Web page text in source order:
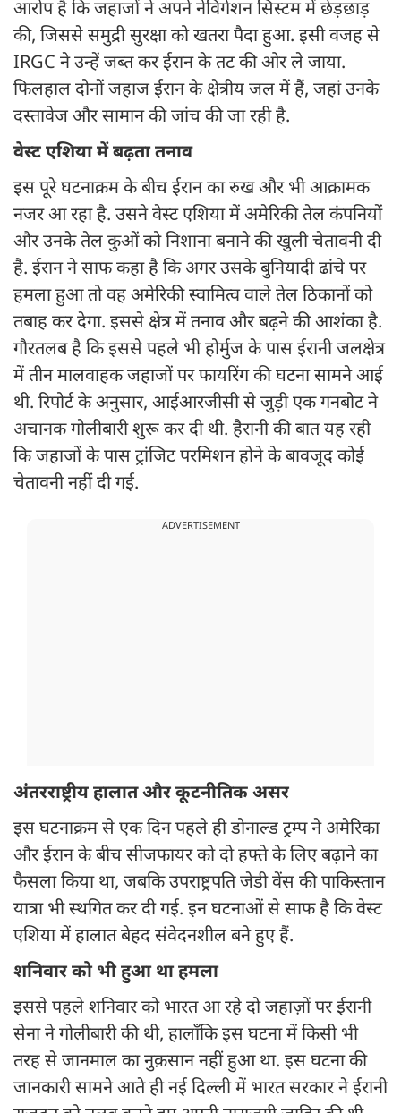
आरोप है कि जहाजों ने अपने नेविगेशन सिस्टम में छेड़छाड़
की, जिससे समुद्री सुरक्षा को खतरा पैदा हुआ. इसी वजह से
IRGC ने उन्हें जब्त कर ईरान के तट की ओर ले जाया.
फिलहाल दोनों जहाज ईरान के क्षेत्रीय जल में हैं, जहां उनके
दस्तावेज और सामान की जांच की जा रही है.
वेस्ट एशिया में बढ़ता तनाव
इस पूरे घटनाक्रम के बीच ईरान का रुख और भी आक्रामक
नजर आ रहा है. उसने वेस्ट एशिया में अमेरिकी तेल कंपनियों
और उनके तेल कुओं को निशाना बनाने की खुली चेतावनी दी
है. ईरान ने साफ कहा है कि अगर उसके बुनियादी ढांचे पर
हमला हुआ तो वह अमेरिकी स्वामित्व वाले तेल ठिकानों को
तबाह कर देगा. इससे क्षेत्र में तनाव और बढ़ने की आशंका है.
गौरतलब है कि इससे पहले भी होर्मुज के पास ईरानी जलक्षेत्र
में तीन मालवाहक जहाजों पर फायरिंग की घटना सामने आई
थी. रिपोर्ट के अनुसार, आईआरजीसी से जुड़ी एक गनबोट ने
अचानक गोलीबारी शुरू कर दी थी. हैरानी की बात यह रही
कि जहाजों के पास ट्रांजिट परमिशन होने के बावजूद कोई
चेतावनी नहीं दी गई.
ADVERTISEMENT
अंतरराष्ट्रीय हालात और कूटनीतिक असर
इस घटनाक्रम से एक दिन पहले ही डोनाल्ड ट्रम्प ने अमेरिका
और ईरान के बीच सीजफायर को दो हफ्ते के लिए बढ़ाने का
फैसला किया था, जबकि उपराष्ट्रपति जेडी वेंस की पाकिस्तान
यात्रा भी स्थगित कर दी गई. इन घटनाओं से साफ है कि वेस्ट
एशिया में हालात बेहद संवेदनशील बने हुए हैं.
शनिवार को भी हुआ था हमला
इससे पहले शनिवार को भारत आ रहे दो जहाज़ों पर ईरानी
सेना ने गोलीबारी की थी, हालाँकि इस घटना में किसी भी
तरह से जानमाल का नुक़सान नहीं हुआ था. इस घटना की
जानकारी सामने आते ही नई दिल्ली में भारत सरकार ने ईरानी